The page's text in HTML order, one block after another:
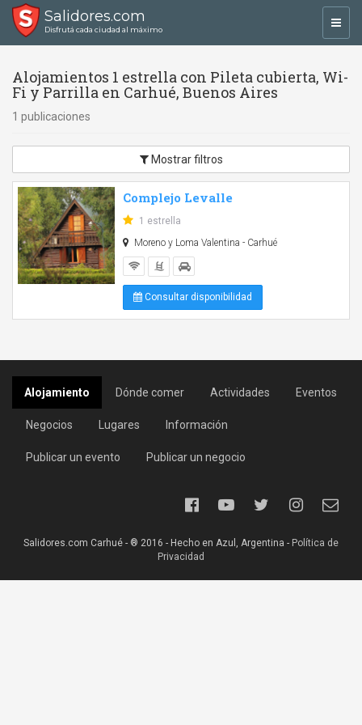
Salidores.com
Disfrutá cada ciudad al máximo
Alojamientos 1 estrella con Pileta cubierta, Wi-
Fi y Parrilla en Carhué, Buenos Aires
1 publicaciones
Mostrar filtros
Complejo Levalle
1 estrella
Moreno y Loma Valentina - Carhué
Consultar disponibilidad
Alojamiento Dónde comer Actividades Eventos
Negocios Lugares Información
Publicar un evento Publicar un negocio
Salidores.com Carhué - ® 2016 - Hecho en Azul, Argentina - Política de
Privacidad